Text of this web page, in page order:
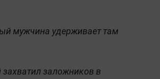
мужчина удерживает там
заложников в